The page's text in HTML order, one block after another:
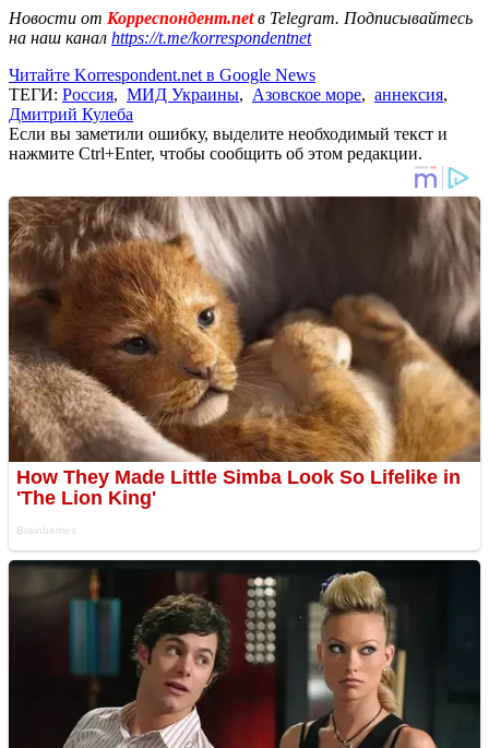
Новости от Корреспондент.netв Telegram. Подписывайтесь
на наш канал https://t.me/korrespondentnet
Читайте Korrespondent.net в Google News
ТЕГИ: Россия, МИД Украины, Азовское море, аннексия,
Дмитрий Кулеба
Если вы заметили ошибку, выделите необходимый текст и
нажмите Ctrl+Enter, чтобы сообщить об этом редакции.